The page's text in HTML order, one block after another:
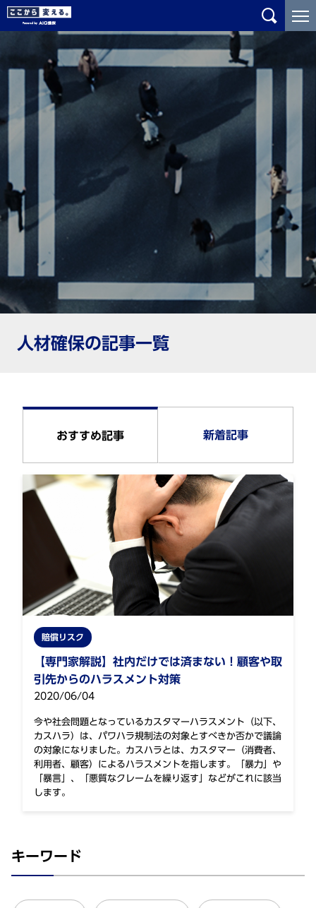
メ
ン
ャ
プ
こ
ン
ン
で
人材確保の記事一覧
おすすめ記事 新着記事
賠償リスク
【専門家解説】社内だけでは済まない！顧客や取
引先からのハラスメント対策
2020/06/04
今や社会問題となっているカスタマーハラスメント（以下、
カスハラ）は、パワハラ規制法の対象とすべきか否かで議論
の対象になりました。カスハラとは、カスタマー（消費者、
利用者、顧客）によるハラスメントを指します。「暴力」や
「暴言」、「悪質なクレームを繰り返す」などがこれに該当
します。
キーワード